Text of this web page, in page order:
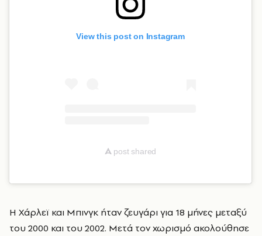
View this post on Instagram
A post shared
Η Χάρλεϊ και Μπινγκ ήταν ζευγάρι για 18 μήνες μεταξύ
του 2000 και του 2002. Μετά τον χωρισμό ακολούθησε